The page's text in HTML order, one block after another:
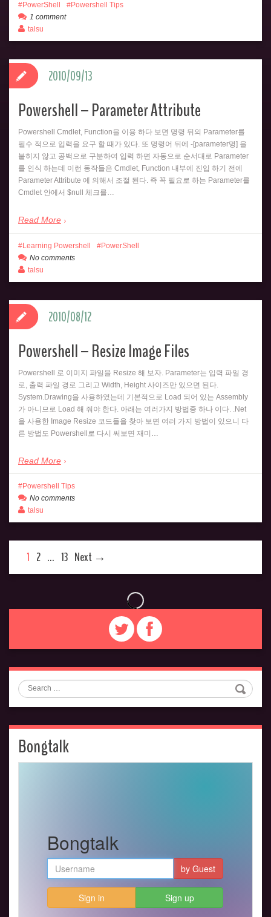
PowerShell
Powershell Tips
1 comment
talsu
Powershell – Parameter Attribute
Powershell Cmdlet, Function을 이용 하다 보면 명령 뒤의 Parameter를
필수 적으로 입력을 요구 할 때가 있다. 또 명령어 뒤에 -[parameter명] 을
붙히지 않고 공백으로 구분하여 입력 하면 자동으로 순서대로 Parameter
를 인식 하는데 이런 동작들은 Cmdlet, Function 내부에 진입 하기 전에
Parameter Attribute 에 의해서 조절 된다. 즉 꼭 필요로 하는 Parameter를
Cmdlet 안에서 $null 체크를…
Read More
2010/09/13
Learning Powershell
PowerShell
No comments
talsu
Powershell – Resize Image Files
Powershell 로 이미지 파일을 Resize 해 보자. Parameter는 입력 파일 경
로, 출력 파일 경로 그리고 Width, Height 사이즈만 있으면 된다.
System.Drawing을 사용하였는데 기본적으로 Load 되어 있는 Assembly
가 아니므로 Load 해 줘야 한다. 아래는 여러가지 방법중 하나 이다. .Net
을 사용한 Image Resize 코드들을 찾아 보면 여러 가지 방법이 있으니 다
른 방법도 Powershell로 다시 써보면 재미…
Read More
2010/08/12
Powershell Tips
No comments
talsu
1 2 … 13 Next →
Search
Bongtalk